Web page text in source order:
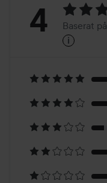
på
20
4 Baserat
i